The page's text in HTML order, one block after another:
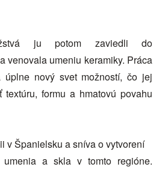
ju potom zaviedli do
venovala umeniu keramiky. Práca
nový svet možností, čo jej
textúru, formu a hmatovú povahu
v Španielsku a sníva o vytvorení
umenia a skla v tomto regióne.